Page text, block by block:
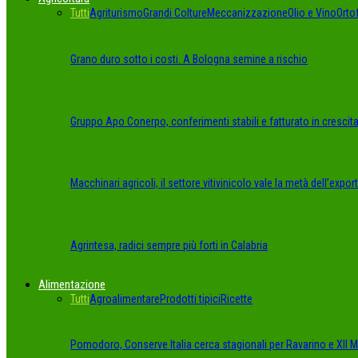
TuttiAgriturismoGrandi ColtureMeccanizzazioneOlio e Vino
Grano duro sotto i costi. A Bologna semine a rischio
Gruppo Apo Conerpo, conferimenti stabili e fatturato in crescita
Macchinari agricoli, il settore vitivinicolo vale la metà dell’export
Agrintesa, radici sempre più forti in Calabria
Alimentazione
TuttiAgroalimentareProdotti tipiciRicette
Pomodoro, Conserve Italia cerca stagionali per Ravarino e XII